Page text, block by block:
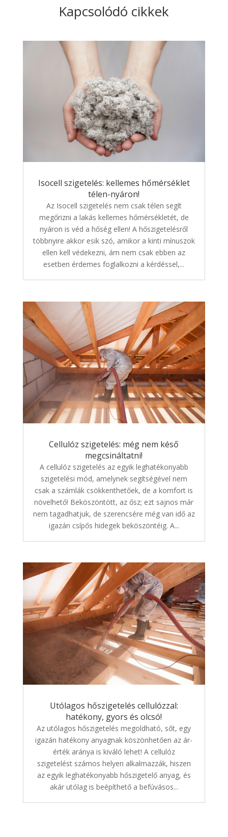
Kapcsolódó cikkek
Isocell szigetelés: kellemes hőmérséklet
télen-nyáron!
Az Isocell szigetelés nem csak télen segít
megőrizni a lakás kellemes hőmérsékletét, de
nyáron is véd a hőség ellen! A hőszigetelésről
többnyire akkor esik szó, amikor a kinti mínuszok
ellen kell védekezni, ám nem csak ebben az
esetben érdemes foglalkozni a kérdéssel,...
Cellulóz szigetelés: még nem késő
megcsináltatni!
A cellulóz szigetelés az egyik leghatékonyabb
szigetelési mód, amelynek segítségével nem
csak a számlák csökkenthetőek, de a komfort is
növelhető! Beköszöntött, az ősz; ezt sajnos már
nem tagadhatjuk, de szerencsére még van idő az
igazán csípős hidegek beköszöntéig. A...
Utólagos hőszigetelés cellulózzal:
hatékony, gyors és olcsó!
Az utólagos hőszigetelés megoldható, sőt, egy
igazán hatékony anyagnak köszönhetően az ár-
érték aránya is kiváló lehet! A cellulóz
szigetelést számos helyen alkalmazzák, hiszen
az egyik leghatékonyabb hőszigetelő anyag, és
akár utólag is beépíthető a befúvásos...